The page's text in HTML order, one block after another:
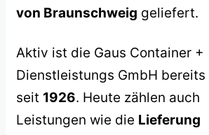
von Braunschweig geliefert.
Aktiv ist die Gaus Container +
Dienstleistungs GmbH bereits
seit 1926. Heute zählen auch
Leistungen wie die Lieferung